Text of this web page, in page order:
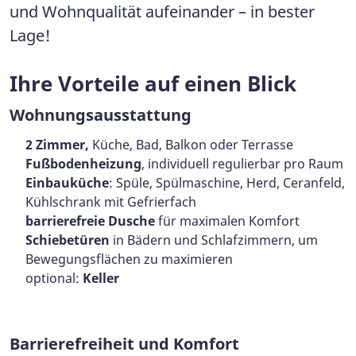
und Wohnqualität aufeinander – in bester
Lage!
Ihre Vorteile auf einen Blick
Wohnungsausstattung
2 Zimmer, Küche, Bad, Balkon oder Terrasse
Fußbodenheizung, individuell regulierbar pro Raum
Einbauküche: Spüle, Spülmaschine, Herd, Ceranfeld,
Kühlschrank mit Gefrierfach
barrierefreie Duschefür maximalen Komfort
Schiebetüren in Bädern und Schlafzimmern, um
Bewegungsflächen zu maximieren
optional: Keller
Barrierefreiheit und Komfort